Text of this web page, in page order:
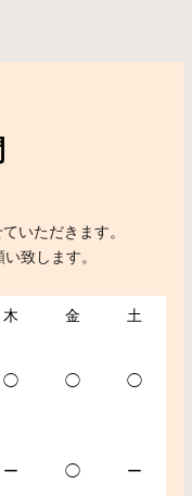
いただきます。
致します。
木 金 土
◯ ◯ ◯
ー ◯ ー